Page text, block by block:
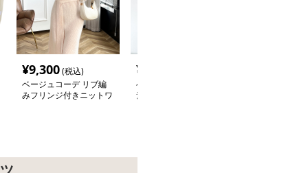
¥9,300(税込)
ベージュコーデ リブ編
みフリンジ付きニットワ
¥
ベージュコーデ リネン
素材 ゆったりセットア